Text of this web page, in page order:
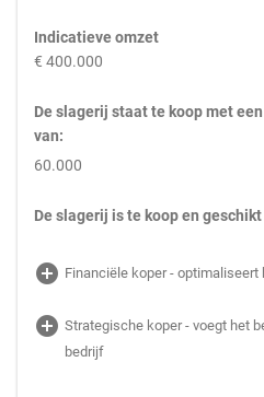
Indicatieve omzet
€ 400.000
De slagerij staat te koop met
van:
60.000
De slagerij is te koop en geschikt
add_circle Financiële koper -
add_circle Strategische koper - voegt het
bedrijf